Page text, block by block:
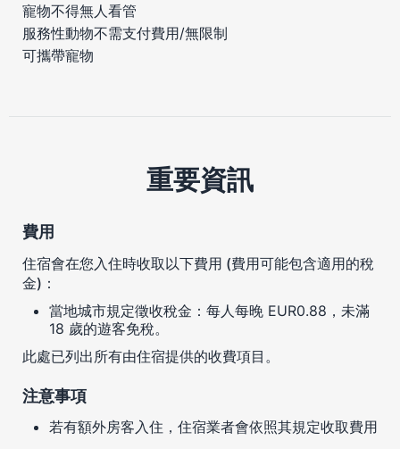
寵物不得無人看管
服務性動物不需支付費用/無限制
可攜帶寵物
重要資訊
費用
住宿會在您入住時收取以下費用 (費用可能包含適用的稅
金)：
當地城市規定徵收稅金：每人每晚 EUR0.88，未滿
18 歲的遊客免稅。
此處已列出所有由住宿提供的收費項目。
注意事項
若有額外房客入住，住宿業者會依照其規定收取費用